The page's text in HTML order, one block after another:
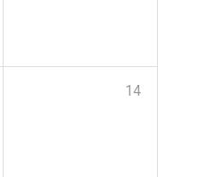
14